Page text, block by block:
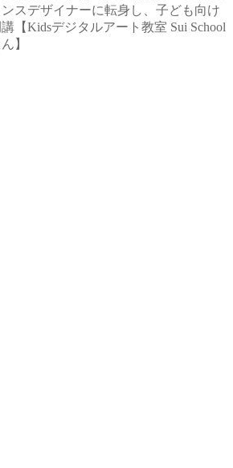
スデザイナーに転身し、子ども向け
【Kidsデジタルアート教室 Sui School
】